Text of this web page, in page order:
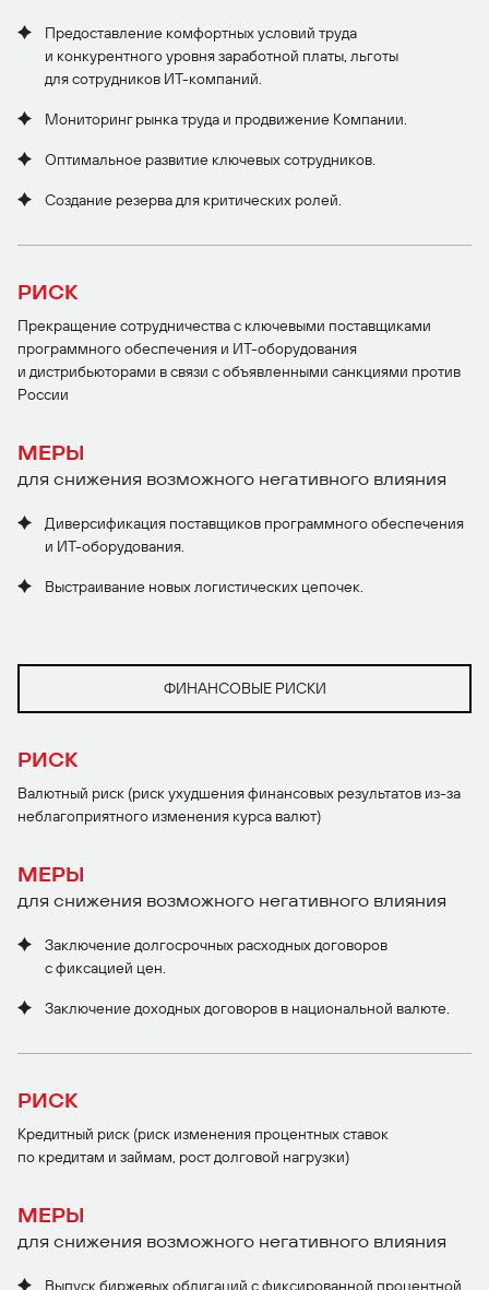
Предоставление комфортных условий труда
и конкурентного уровня заработной платы, льготы
для сотрудников ИТ-компаний.
Мониторинг рынка труда и продвижение Компании.
Оптимальное развитие ключевых сотрудников.
Создание резерва для критических ролей.
РИСК
Прекращение сотрудничества с ключевыми поставщиками
программного обеспечения и ИТ-оборудования
и дистрибьюторами в связи с объявленными санкциями против
России
МЕРЫ
для снижения возможного негативного влияния
Диверсификация поставщиков программного обеспечения
и ИТ-оборудования.
Выстраивание новых логистических цепочек.
ФИНАНСОВЫЕ РИСКИ
РИСК
Валютный риск (риск ухудшения финансовых результатов из-за
неблагоприятного изменения курса валют)
МЕРЫ
для снижения возможного негативного влияния
Заключение долгосрочных расходных договоров
с фиксацией цен.
Заключение доходных договоров в национальной валюте.
РИСК
Кредитный риск (риск изменения процентных ставок
по кредитам и займам, рост долговой нагрузки)
МЕРЫ
для снижения возможного негативного влияния
Выпуск биржевых облигаций с фиксированной процентной